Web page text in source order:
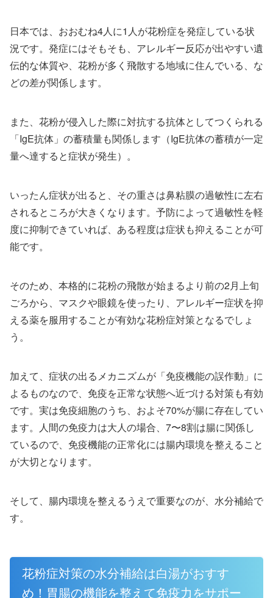
日本では、おおむね4人に1人が花粉症を発症している状
況です。発症にはそもそも、アレルギー反応が出やすい遺
伝的な体質や、花粉が多く飛散する地域に住んでいる、な
どの差が関係します。
また、花粉が侵入した際に対抗する抗体としてつくられる
「IgE抗体」の蓄積量も関係します（IgE抗体の蓄積が一定
量へ達すると症状が発生）。
いったん症状が出ると、その重さは鼻粘膜の過敏性に左右
されるところが大きくなります。予防によって過敏性を軽
度に抑制できていれば、ある程度は症状も抑えることが可
能です。
そのため、本格的に花粉の飛散が始まるより前の2月上旬
ごろから、マスクや眼鏡を使ったり、アレルギー症状を抑
える薬を服用することが有効な花粉症対策となるでしょ
う。
加えて、症状の出るメカニズムが「免疫機能の誤作動」に
よるものなので、免疫を正常な状態へ近づける対策も有効
です。実は免疫細胞のうち、およそ70%が腸に存在してい
ます。人間の免疫力は大人の場合、7〜8割は腸に関係し
ているので、免疫機能の正常化には腸内環境を整えること
が大切となります。
そして、腸内環境を整えるうえで重要なのが、水分補給で
す。
花粉症対策の水分補給は白湯がおすす
め！胃腸の機能を整えて免疫力をサポー